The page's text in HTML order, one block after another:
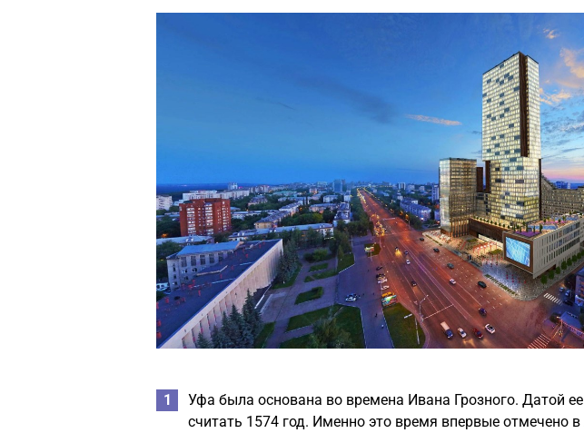
Уфа была основана во времена Ивана Грозного. Датой
считать 1574 год. Именно это время впервые отмечено в